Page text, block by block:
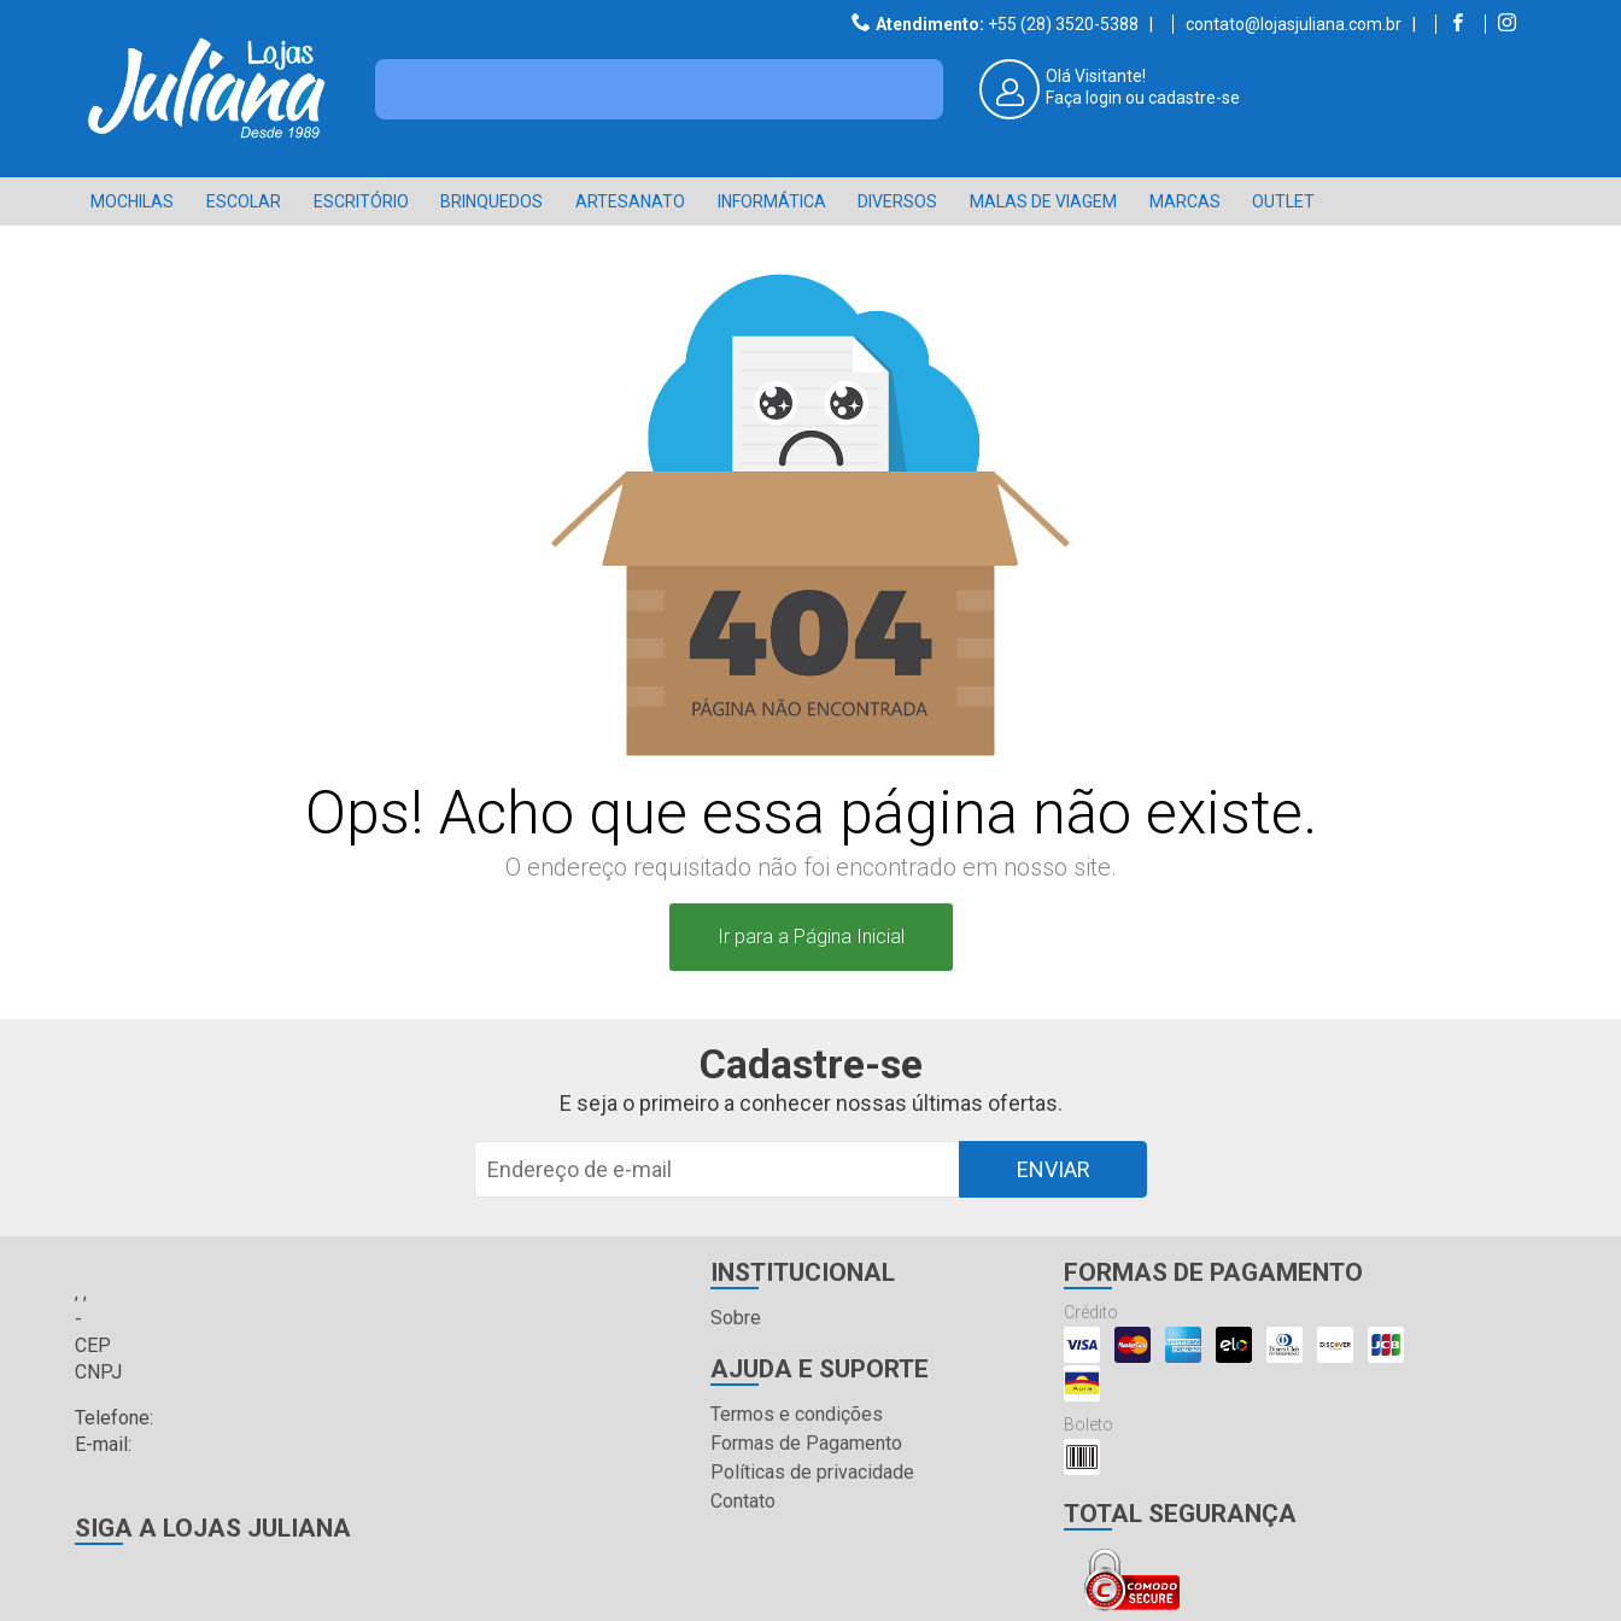
Atendimento: +55 (28) 3520-5388 | contato@lojasjuliana.com.br |
Olá Visitante!
Faça login ou cadastre-se
MOCHILAS ESCOLAR ESCRITÓRIO BRINQUEDOS ARTESANATO INFORMÁTICA DIVERSOS MALAS DE VIAGEM MARCAS OUTLET
Ops! Acho que essa página não existe.
O endereço requisitado não foi encontrado em nosso site.
Ir para a Página Inicial
Cadastre-se
E seja o primeiro a conhecer nossas últimas ofertas.
ENVIAR
, ,
-
CEP
CNPJ
Telefone:
E-mail:
SIGA A LOJAS JULIANA
INSTITUCIONAL
Sobre
AJUDA E SUPORTE
Termos e condições
Formas de Pagamento
Políticas de privacidade
Contato
FORMAS DE PAGAMENTO
Crédito
Boleto
TOTAL SEGURANÇA